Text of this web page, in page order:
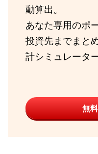
動算出。
あなた専用のポ
投資先までまと
計シミュレータ
無